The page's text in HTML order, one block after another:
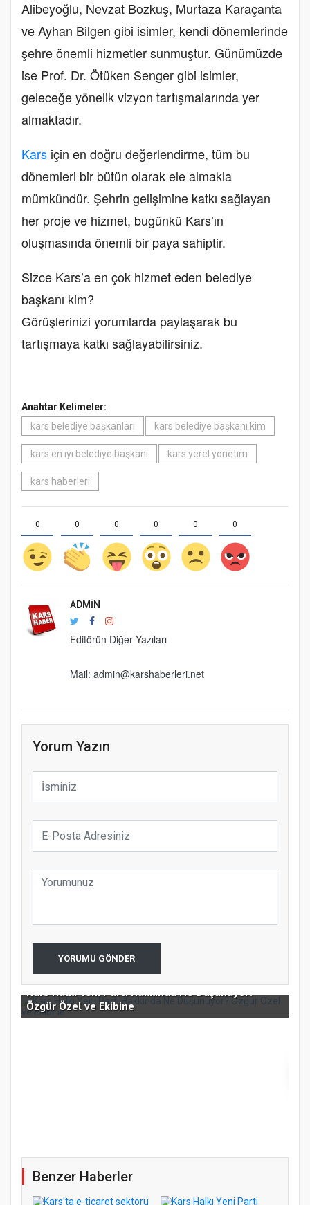
Alibeyoğlu, Nevzat Bozkuş, Murtaza Karaçanta
ve Ayhan Bilgen gibi isimler, kendi dönemlerinde
şehre önemli hizmetler sunmuştur. Günümüzde
ise Prof. Dr. Ötüken Senger gibi isimler,
geleceğe yönelik vizyon tartışmalarında yer
almaktadır.
Kars için en doğru değerlendirme, tüm bu
dönemleri bir bütün olarak ele almakla
mümkündür. Şehrin gelişimine katkı sağlayan
her proje ve hizmet, bugünkü Kars’ın
oluşmasında önemli bir paya sahiptir.
Sizce Kars’a en çok hizmet eden belediye
başkanı kim?
Görüşlerinizi yorumlarda paylaşarak bu
tartışmaya katkı sağlayabilirsiniz.
Anahtar Kelimeler:
kars belediye başkanları
kars belediye başkanı kim
kars en iyi belediye başkanı kars yerel yönetim
kars haberleri
0 0 0 0 0 0
ADMIN
Editörün Diğer Yazıları
Mail: admin@karshaberleri.net
Yorum Yazın
YORUMU GÖNDER
Kars Halkı Yeni Parti Hakkında Ne Düşünüyor?
Özgür Özel ve Ekibine
Benzer Haberler